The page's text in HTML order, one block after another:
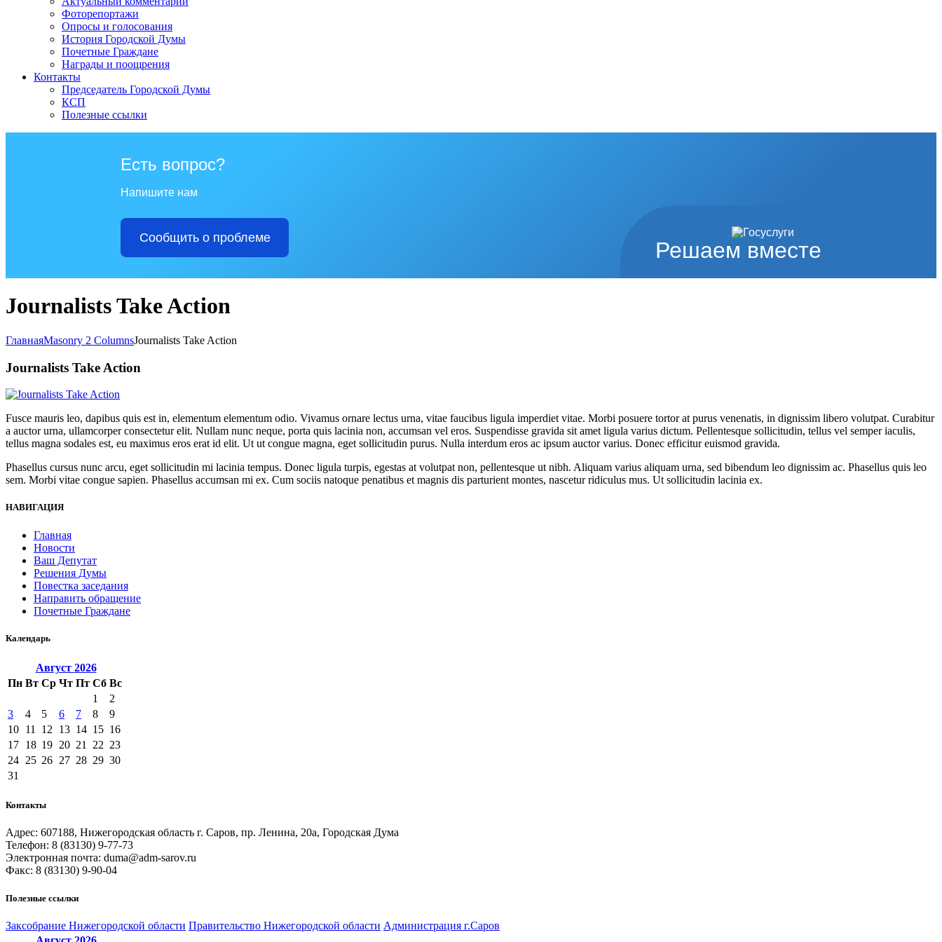
Фоторепортажи
Опросы и голосования
История Городской Думы
Почетные Граждане
Награды и поощрения
Контакты
Председатель Городской Думы
КСП
Полезные ссылки
Решаем вместе
Есть вопрос?
Напишите нам
Сообщить о проблеме
Journalists Take Action
ГлавнаяMasonry 2 ColumnsJournalists Take Action
Journalists Take Action
Fusce mauris leo, dapibus quis est in, elementum elementum odio. Vivamus ornare lectus urna, vitae faucibus ligula imperdiet vitae. Morbi posuere tortor at purus venenatis, in dignissim libero volutpat. Curabitur
a auctor urna, ullamcorper consectetur elit. Nullam nunc neque, porta quis lacinia non, accumsan vel eros. Suspendisse gravida sit amet ligula varius dictum. Pellentesque sollicitudin, tellus vel semper iaculis,
tellus magna sodales est, eu maximus eros erat id elit. Ut ut congue magna, eget sollicitudin purus. Nulla interdum eros ac ipsum auctor varius. Donec efficitur euismod gravida.
Phasellus cursus nunc arcu, eget sollicitudin mi lacinia tempus. Donec ligula turpis, egestas at volutpat non, pellentesque ut nibh. Aliquam varius aliquam urna, sed bibendum leo dignissim ac. Phasellus quis leo
sem. Morbi vitae congue sapien. Phasellus accumsan mi ex. Cum sociis natoque penatibus et magnis dis parturient montes, nascetur ridiculus mus. Ut sollicitudin lacinia ex.
НАВИГАЦИЯ
Главная
Новости
Ваш Депутат
Решения Думы
Повестка заседания
Направить обращение
Почетные Граждане
Календарь
Август 2026
Пн Вт Ср Чт Пт Сб Вс
1
2
3
4 5 6 7 8
9
10 11 12 13 14 15 16
17 18 19 20 21 22 23
24 25 26 27 28 29 30
31
Контакты
Адрес: 607188, Нижегородская область г. Саров, пр. Ленина, 20а, Городская Дума
Телефон: 8 (83130) 9-77-73
Электронная почта: duma@adm-sarov.ru
Факс: 8 (83130) 9-90-04
Полезные ссылки
Закcобрание Нижегородской области Правительство Нижегородской области Администрация г.Саров